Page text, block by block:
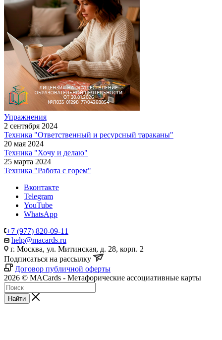
Упражнения
2 сентября 2024
Техника "Ответственный и ресурсный тараканы"
20 мая 2024
Техника "Хочу и делаю"
25 марта 2024
Техника "Работа с горем"
Вконтакте
Telegram
YouTube
WhatsApp
+7 (977) 820-09-11
help@macards.ru
г. Москва, ул. Митинская, д. 28, корп. 2
Подписаться на рассылку
Договор публичной оферты
2026 © MACards - Метафорические ассоциативные карты
Найти